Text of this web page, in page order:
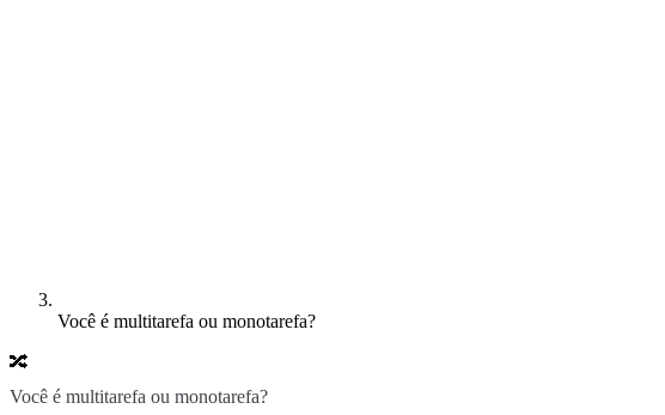
Você é multitarefa ou monotarefa?
🔀
Você é multitarefa ou monotarefa?